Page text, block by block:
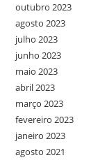
outubro 2023
agosto 2023
julho 2023
junho 2023
maio 2023
abril 2023
março 2023
fevereiro 2023
janeiro 2023
agosto 2021